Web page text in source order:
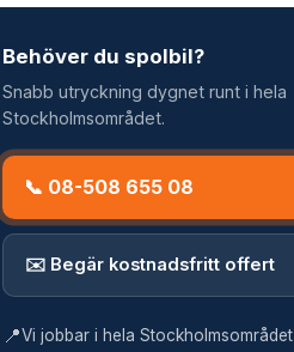
Behöver du spolbil?
Snabb utryckning dygnet runt i hela
Stockholmsområdet.
📞 08-508 655 08
✉️ Begär kostnadsfritt offert
📍Vi jobbar i hela Stockholmsområdet